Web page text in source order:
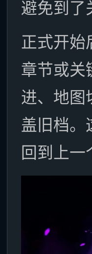
避免到了
正式开始
章节或关
进、地图
盖旧档。
回到上